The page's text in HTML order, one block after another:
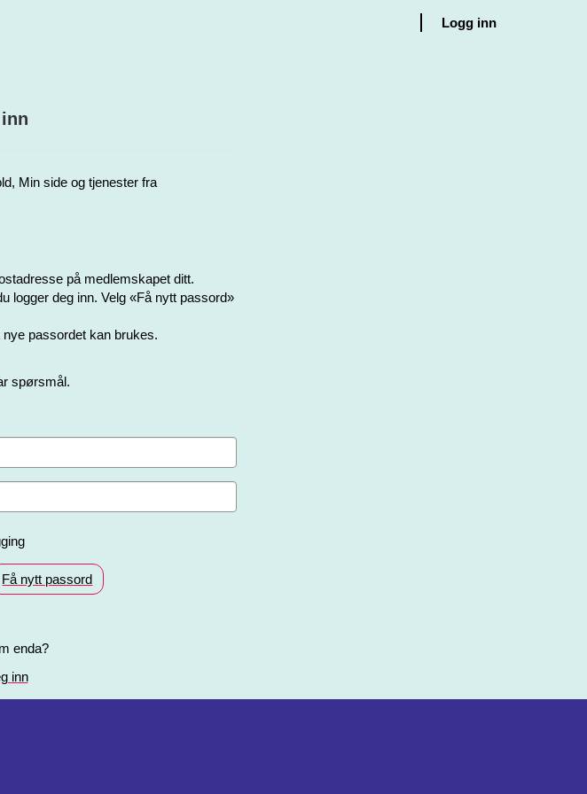
Logg inn
Min side og tjenester fra
på medlemskapet ditt.
logger deg inn. Velg «Få nytt passord»
passordet kan brukes.
spørsmål.
Få nytt passord
enda?
inn